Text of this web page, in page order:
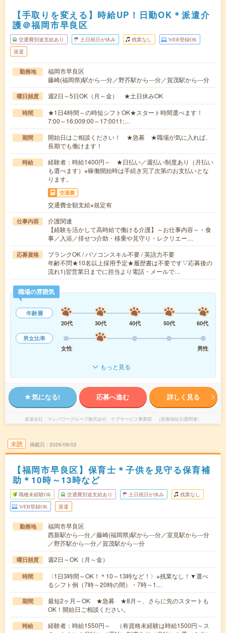
【手取りを変える】時給UP！日勤OK＊派遣介
護＠福岡市早良区
交通費別途支給あり 土日祝日が休み 残業なし WEB登録OK
派遣
勤務地
福岡市早良区
藤崎(福岡県)駅から---分／野芥駅から---分／賀茂駅から---分
曜日頻度 週2日～5日OK（月～金） ★土日休みOK
時間
★1日4時間～の時短シフトOK★スタート時間選べます！
7:00～16:009:00～17:0011:…
期間
開始日はご相談ください！ ★急募 ★職場が気に入れば、
長期でも働けます！
時給
経験者：時給1400円～ ★日払い／週払い制度あり（月払い
も選べます）※稼働開始時は手続き完了次第のお支払いとな
ります。
交通費
交通費全額支給※規定有
仕事内容
介護関連
【経験を活かして高時給で働ける介護】～お仕事内容～・食
事／入浴／排せつ介助・移乗や見守り・レクリエー…
応募資格
ブランクOK / パソコンスキル不要 / 英語力不要
年齢不問★10名以上採用予定★履歴書は不要です▽応募後の
流れ1)翌営業日までに担当より電話・メールで…
職場の雰囲気
年齢層
20代
30代 40代 50代
60代
男女比率
女性
男性
もっと見る
気になる! 応募へ進む 詳しく見る
派遣会社 マンパワーグループ株式会社 ケアサービス事業部 （医療福祉介護関連）
未読 掲載日 2026/08/02
【福岡市早良区】保育士＊子供を見守る保育補
助＊10時～13時など
職種未経験OK 交通費別途支給あり 土日祝日が休み 残業なし
WEB登録OK 派遣
勤務地
福岡市早良区
西新駅から---分／藤崎(福岡県)駅から---分／室見駅から---分
／野芥駅から---分／賀茂駅から---分
曜日頻度 週2日～OK（月～金）
時間
〈1日3時間～OK！＊10～13時など！〉※残業なし！▼選べ
るシフト例（7時～20時の間）・7時～1…
期間
最短2ヶ月～OK ★急募 ★8月～、さらに先のスタートも
OK！開始日ご相談ください。
時給
経験者：時給1550円～ （有資格未経験は時給1500円～ス